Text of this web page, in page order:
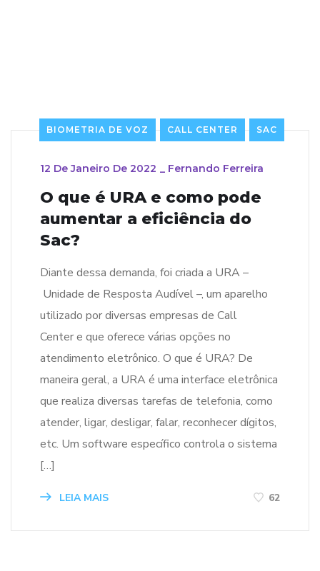
BIOMETRIA DE VOZ CALL CENTER SAC
12 De Janeiro De 2022 _ Fernando Ferreira
O que é URA e como pode
aumentar a eficiência do
Sac?
Diante dessa demanda, foi criada a URA –
Unidade de Resposta Audível –, um aparelho
utilizado por diversas empresas de Call
Center e que oferece várias opções no
atendimento eletrônico. O que é URA? De
maneira geral, a URA é uma interface eletrônica
que realiza diversas tarefas de telefonia, como
atender, ligar, desligar, falar, reconhecer dígitos,
etc. Um software específico controla o sistema
[…]
LEIA MAIS 62